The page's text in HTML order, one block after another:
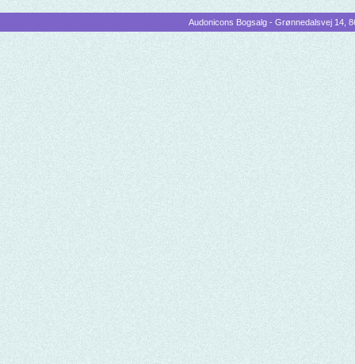
Audonicons Bogsalg - Grønnedalsvej 14,